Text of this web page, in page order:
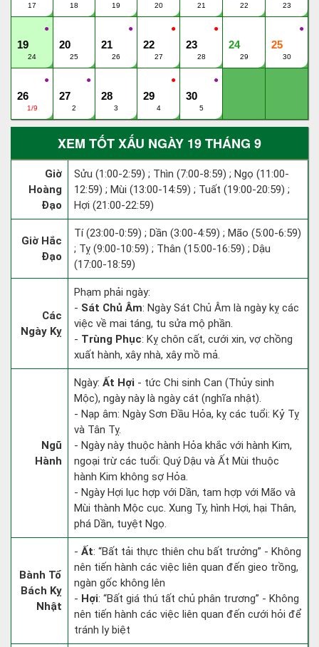
17 18 19 20 21 22 23
●
19
24
20
25
●
21
26
●
22
27
●
23
28
24
29
●
25
30
●
26
1/9
●
27
2
28
3
●
29
4
●
30
5
XEM TỐT XẤU NGÀY 19 THÁNG 9
Giờ
Hoàng
Đạo
Sửu (1:00-2:59) ; Thìn (7:00-8:59) ; Ngọ (11:00-
12:59) ; Mùi (13:00-14:59) ; Tuất (19:00-20:59) ;
Hợi (21:00-22:59)
Giờ Hắc
Đạo
Tí (23:00-0:59) ; Dần (3:00-4:59) ; Mão (5:00-6:59)
; Tỵ (9:00-10:59) ; Thân (15:00-16:59) ; Dậu
(17:00-18:59)
Các
Ngày Kỵ
Phạm phải ngày:
- Sát Chủ Âm: Ngày Sát Chủ Âm là ngày kỵ các
việc về mai táng, tu sửa mộ phần.
- Trùng Phục: Kỵ chôn cất, cưới xin, vợ chồng
xuất hành, xây nhà, xây mồ mả.
Ngũ
Hành
Ngày: Ất Hợi - tức Chi sinh Can (Thủy sinh
Mộc), ngày này là ngày cát (nghĩa nhật).
- Nạp âm: Ngày Sơn Đầu Hỏa, kỵ các tuổi: Kỷ Tỵ
và Tân Tỵ.
- Ngày này thuộc hành Hỏa khắc với hành Kim,
ngoại trừ các tuổi: Quý Dậu và Ất Mùi thuộc
hành Kim không sợ Hỏa.
- Ngày Hợi lục hợp với Dần, tam hợp với Mão và
Mùi thành Mộc cục. Xung Tỵ, hình Hợi, hại Thân,
phá Dần, tuyệt Ngọ.
Bành Tổ
Bách Kỵ
Nhật
- Ất: “Bất tải thực thiên chu bất trưởng” - Không
nên tiến hành các việc liên quan đến gieo trồng,
ngàn gốc không lên
- Hợi: “Bất giá thú tất chủ phân trương” - Không
nên tiến hành các việc liên quan đến cưới hỏi để
tránh ly biệt